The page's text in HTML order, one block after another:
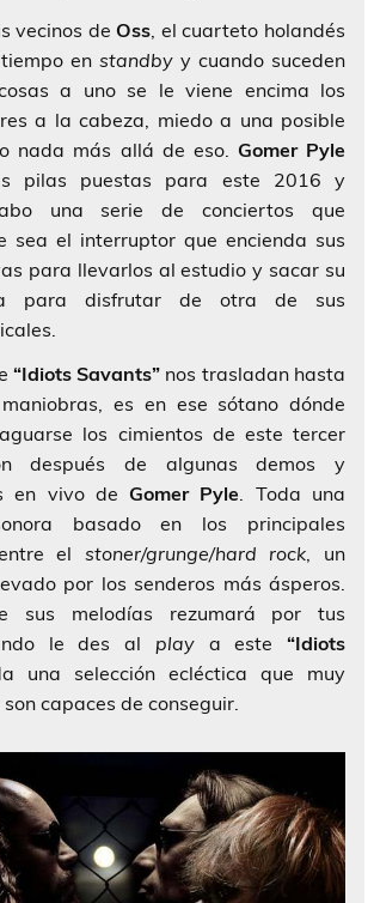
vecinos deOss, el cuarteto holandés
en standby y cuando suceden
a uno se le viene encima los
a la cabeza, miedo a una posible
nada más allá de eso. Gomer Pyle
pilas puestas para este 2016 y
una serie de conciertos que
sea el interruptor que encienda sus
para llevarlos al estudio y sacar su
para disfrutar de otra de sus
“Idiots Savants” nos trasladan hasta
es en ese sótano dónde
los cimientos de este tercer
después de algunas demos y
en vivo deGomer Pyle. Toda una
basado en los principales
el stoner/grunge/hard rock, un
por los senderos más ásperos.
sus melodías rezumará por tus
le des al playa este “Idiots
una selección ecléctica que muy
capaces de conseguir.